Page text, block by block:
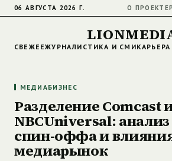
06 АВГУСТА 2026 Г. О ПРОЕКТЕ
СВЕЖЕЕЖУРНАЛИСТИКА И СМИ
МЕДИАБИЗНЕС
Разделение Comcast
NBCUniversal:
спин-оффа и
медиарынок